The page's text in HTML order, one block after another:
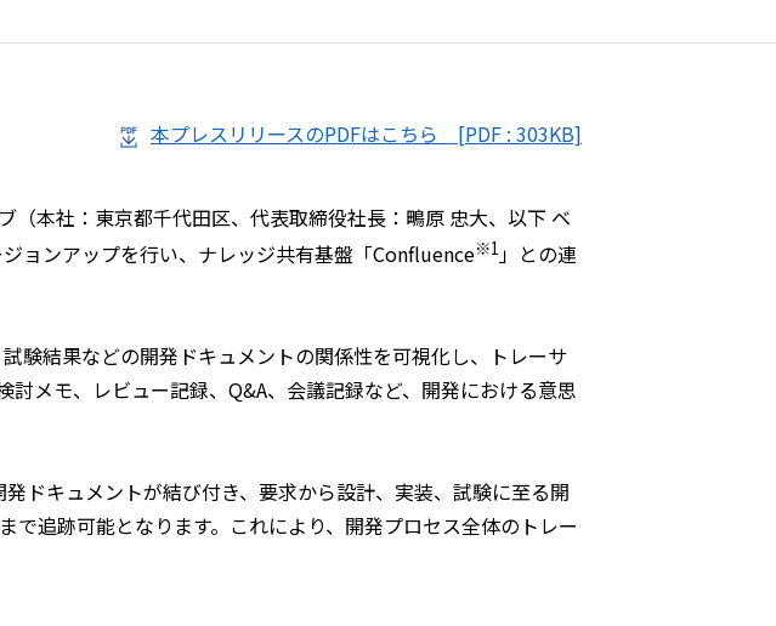
本プレスリリースのPDFはこちら [PDF : 303KB]
本社：東京都千代田区、代表取締役社長：鴫原 忠大、以下 ベ
ョンアップを行い、ナレッジ共有基盤「Confluence※1」との連
験結果などの開発ドキュメントの関係性を可視化し、トレーサ
メモ、レビュー記録、Q&A、会議記録など、開発における意思
ドキュメントが結び付き、要求から設計、実装、試験に至る開
追跡可能となります。これにより、開発プロセス全体のトレー